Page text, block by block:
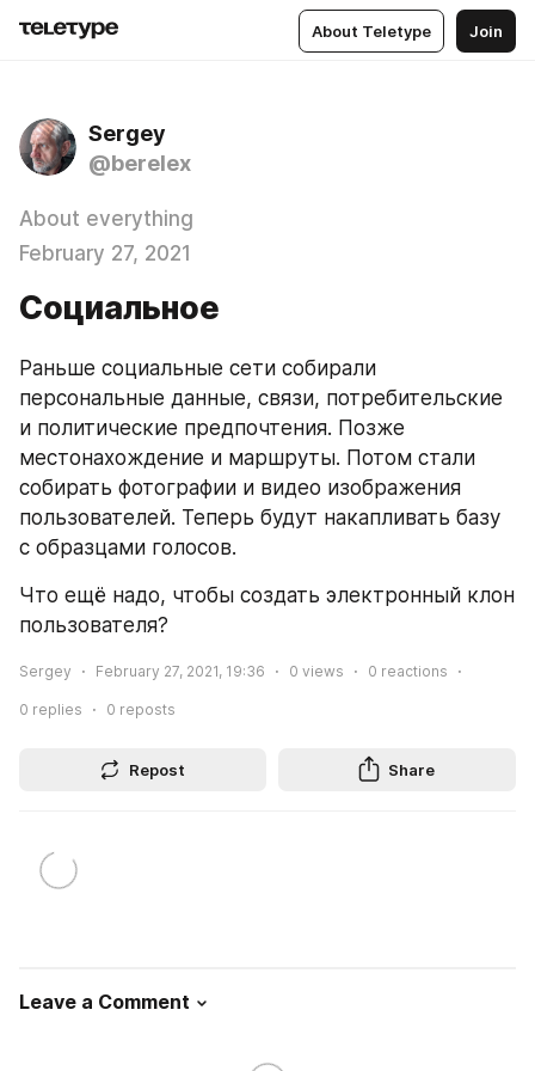
About Teletype Join
Sergey
@berelex
About everything
February 27, 2021
Социальное
Раньше социальные сети собирали
персональные данные, связи, потребительские
и политические предпочтения. Позже
местонахождение и маршруты. Потом стали
собирать фотографии и видео изображения
пользователей. Теперь будут накапливать базу
с образцами голосов.
Что ещё надо, чтобы создать электронный клон
пользователя?
Sergey February 27, 2021, 19:36 0 views 0 reactions
0 replies 0 reposts
Repost Share
Leave a Comment